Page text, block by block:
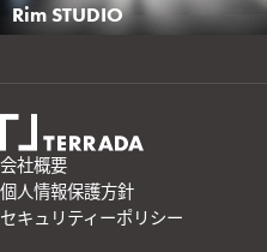
Rim STUDIO
会社概要
個人情報保護方針
セキュリティーポリシー